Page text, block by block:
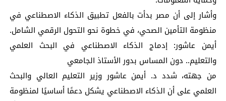
وأشار إلى أن مصر بدأت بالفعل تطبيق الذكاء الاصطناعي في
منظومة التأمين الصحي، في خطوة نحو التحول الرقمي الشامل.
أيمن عاشور: إدماج الذكاء الاصطناعي في البحث العلمي
والتعليم.. دون المساس بدور الأستاذ الجامعي
من جهته، شدد د. أيمن عاشور وزير التعليم العالي والبحث
العلمي على أن الذكاء الاصطناعي يشكل دعمًا أساسيًا لمنظومة